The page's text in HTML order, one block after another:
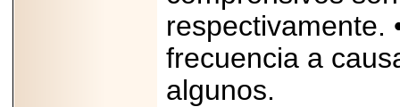
respectivamente.
frecuencia a
algunos.